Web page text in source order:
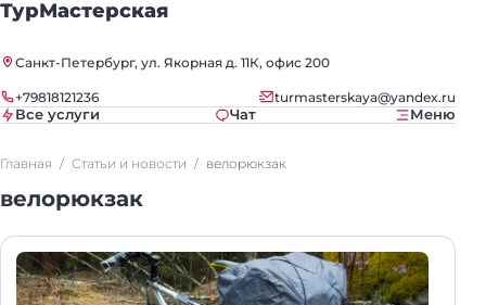
ТурМастерская
Санкт-Петербург, ул. Якорная д. 11К, офис 200
+79818121236 turmasterskaya@yandex.ru
Все услуги Чат Меню
Главная Статьи и новости велорюкзак
велорюкзак